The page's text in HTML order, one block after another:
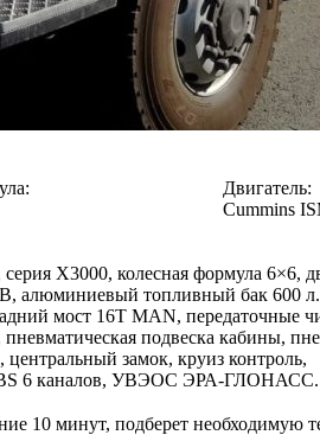
Двигатель:
Cummins
Х3000, колесная формула 6×6,
алюминиевый топливный бак 600
мост 16T MAN, передаточные
подвеска кабины,
центральный замок, круиз контроль,
6 каналов, УВЭОС ЭРА-ГЛОНАСС.
10 минут, подберет необходимую